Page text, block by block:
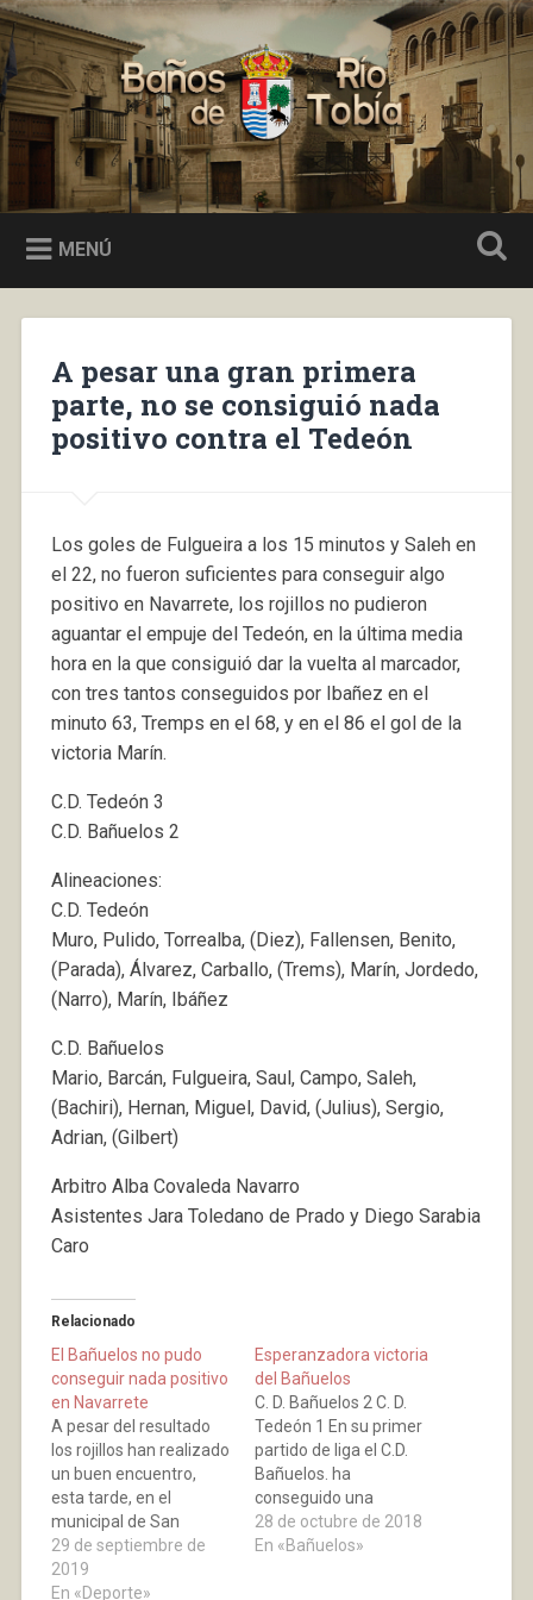
Saltar
al
contenido
Buscar
Baños de Río Tobía
MENÚ
A pesar una gran primera
parte, no se consiguió nada
positivo contra el Tedeón
Los goles de Fulgueira a los 15 minutos y Saleh en
el 22, no fueron suficientes para conseguir algo
positivo en Navarrete, los rojillos no pudieron
aguantar el empuje del Tedeón, en la última media
hora en la que consiguió dar la vuelta al marcador,
con tres tantos conseguidos por Ibañez en el
minuto 63, Tremps en el 68, y en el 86 el gol de la
victoria Marín.
C.D. Tedeón 3
C.D. Bañuelos 2
Alineaciones:
C.D. Tedeón
Muro, Pulido, Torrealba, (Diez), Fallensen, Benito,
(Parada), Álvarez, Carballo, (Trems), Marín, Jordedo,
(Narro), Marín, Ibáñez
C.D. Bañuelos
Mario, Barcán, Fulgueira, Saul, Campo, Saleh,
(Bachiri), Hernan, Miguel, David, (Julius), Sergio,
Adrian, (Gilbert)
Arbitro Alba Covaleda Navarro
Asistentes Jara Toledano de Prado y Diego Sarabia
Caro
Relacionado
El Bañuelos no pudo
conseguir nada positivo
en Navarrete
A pesar del resultado
los rojillos han realizado
un buen encuentro,
esta tarde, en el
municipal de San
Miguel de Navarrete, la
expulsión de Hornos, en
el minuto 28 de la
29 de septiembre de
2019
En «Deporte»
Esperanzadora victoria
del Bañuelos
C. D. Bañuelos 2 C. D.
Tedeón 1 En su primer
partido de liga el C.D.
Bañuelos. ha
conseguido una
esperanzadora victoria
para su afición, de cara
28 de octubre de 2018
En «Bañuelos»